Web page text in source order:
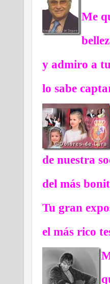
Me
y admiro a
lo sabe
de nuestra
del más
Tu gran
el más rico